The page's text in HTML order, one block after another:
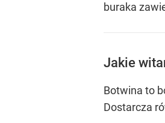
buraka
Jakie
Botwina to
Dostarcza